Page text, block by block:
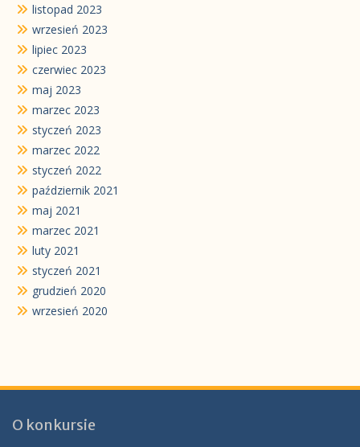
listopad 2023
wrzesień 2023
lipiec 2023
czerwiec 2023
maj 2023
marzec 2023
styczeń 2023
marzec 2022
styczeń 2022
październik 2021
maj 2021
marzec 2021
luty 2021
styczeń 2021
grudzień 2020
wrzesień 2020
O konkursie